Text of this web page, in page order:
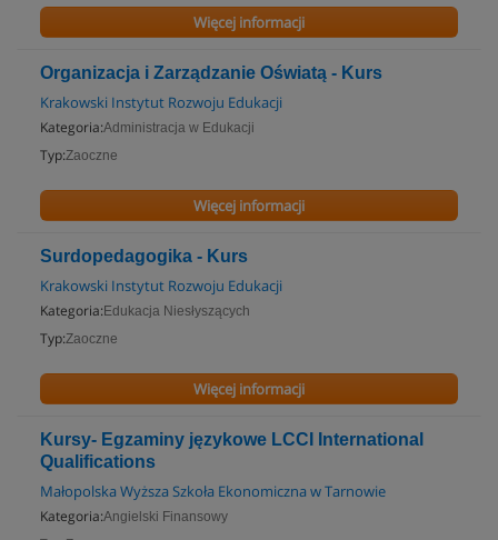
Więcej informacji
Organizacja i Zarządzanie Oświatą - Kurs
Krakowski Instytut Rozwoju Edukacji
Kategoria:Administracja w Edukacji
Typ:Zaoczne
Więcej informacji
Surdopedagogika - Kurs
Krakowski Instytut Rozwoju Edukacji
Kategoria: Edukacja Niesłyszących
Typ:Zaoczne
Więcej informacji
Kursy- Egzaminy językowe LCCI International
Qualifications
Małopolska Wyższa Szkoła Ekonomiczna w Tarnowie
Kategoria:Angielski Finansowy